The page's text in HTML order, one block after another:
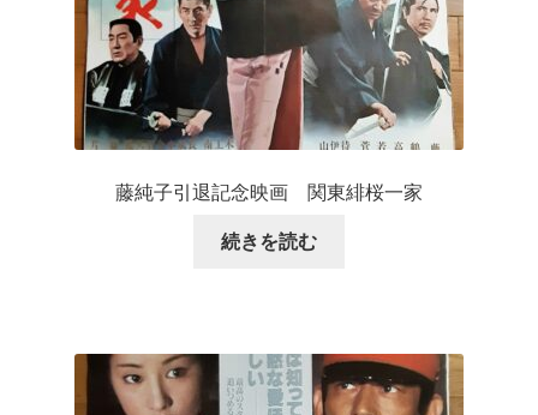
藤純子引退記念映画 関東緋桜一家
続きを読む